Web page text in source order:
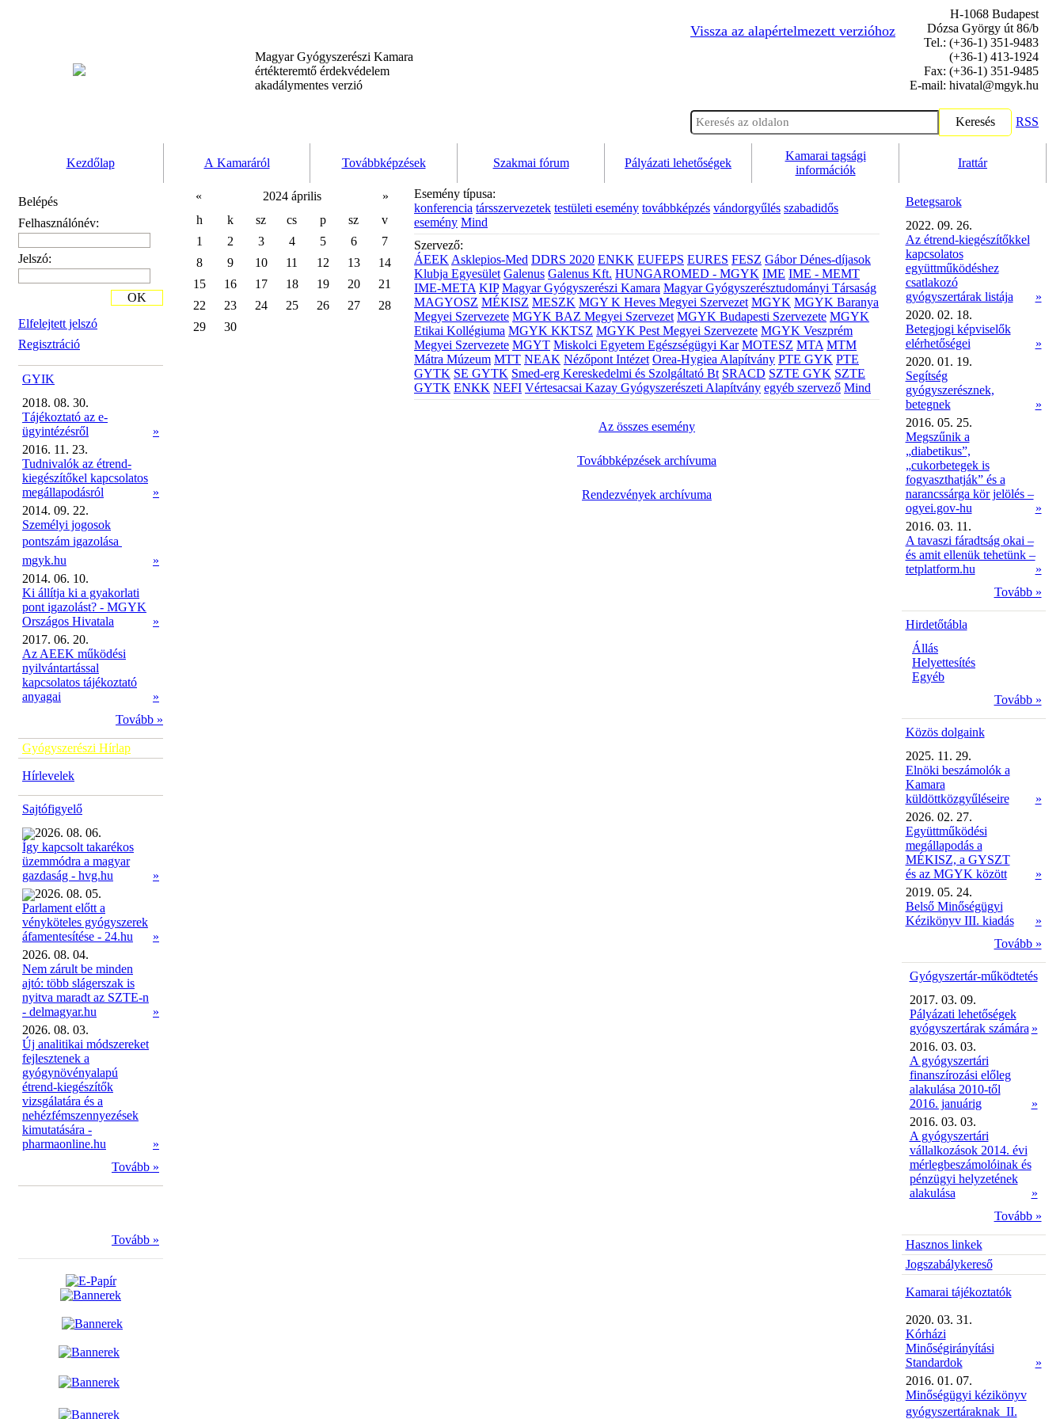
Magyar Gyógyszerészi Kamara
értékteremtő érdekvédelem
akadálymentes verzió
Vissza az alapértelmezett verzióhoz
H-1068 Budapest
Dózsa György út 86/b
Tel.: (+36-1) 351-9483
(+36-1) 413-1924
Fax: (+36-1) 351-9485
E-mail: hivatal@mgyk.hu
Keresés RSS
Kezdőlap A Kamaráról Továbbképzések Szakmai fórum Pályázati lehetőségek
Kamarai tagsági
információk
Irattár
Belépés
Felhasználónév:
Jelszó:
Elfelejtett jelszó
Regisztráció
OK
GYIK
2018. 08. 30.
Tájékoztató az e-
ügyintézésről
»
2016. 11. 23.
Tudnivalók az étrend-
kiegészítőkel kapcsolatos
megállapodásról
»
2014. 09. 22.
Személyi jogosok
pontszám igazolása 
mgyk.hu
»
2014. 06. 10.
Ki állítja ki a gyakorlati
pont igazolást? - MGYK
Országos Hivatala
»
2017. 06. 20.
Az AEEK működési
nyilvántartással
kapcsolatos tájékoztató
anyagai
»
Tovább »
Gyógyszerészi Hírlap
Hírlevelek
Sajtófigyelő
2026. 08. 06.
Így kapcsolt takarékos
üzemmódra a magyar
gazdaság - hvg.hu
»
2026. 08. 05.
Parlament előtt a
vényköteles gyógyszerek
áfamentesítése - 24.hu
»
2026. 08. 04.
Nem zárult be minden
ajtó: több slágerszak is
nyitva maradt az SZTE-n
- delmagyar.hu
»
2026. 08. 03.
Új analitikai módszereket
fejlesztenek a
gyógynövényalapú
étrend-kiegészítők
vizsgálatára és a
nehézfémszennyezések
kimutatására -
pharmaonline.hu
»
Tovább »
Tovább »
« 2024 április
»
h
k sz cs p sz
v
1
2 3 4 5 6
7
8
9 10 11 12 13
14
15
16 17 18 19 20
21
22
23 24 25 26 27
28
29
30
Esemény típusa:
konferencia társszervezetek testületi esemény továbbképzés vándorgyűlés szabadidős
esemény Mind
Szervező:
ÁEEK Asklepios-Med DDRS 2020 ENKK EUFEPS EURES FESZ Gábor Dénes-díjasok
Klubja Egyesület Galenus Galenus Kft. HUNGAROMED - MGYK IME IME - MEMT
IME-META KIP Magyar Gyógyszerészi Kamara Magyar Gyógyszerésztudományi Társaság
MAGYOSZ MÉKISZ MESZK MGY K Heves Megyei Szervezet MGYK MGYK Baranya
Megyei Szervezete MGYK BAZ Megyei Szervezet MGYK Budapesti Szervezete MGYK
Etikai Kollégiuma MGYK KKTSZ MGYK Pest Megyei Szervezete MGYK Veszprém
Megyei Szervezete MGYT Miskolci Egyetem Egészségügyi Kar MOTESZ MTA MTM
Mátra Múzeum MTT NEAK Nézőpont Intézet Orea-Hygiea Alapítvány PTE GYK PTE
GYTK SE GYTK Smed-erg Kereskedelmi és Szolgáltató Bt SRACD SZTE GYK SZTE
GYTK ENKK NEFI Vértesacsai Kazay Gyógyszerészeti Alapítvány egyéb szervező Mind
Az összes esemény
Továbbképzések archívuma
Rendezvények archívuma
Betegsarok
2022. 09. 26.
Az étrend-kiegészítőkkel
kapcsolatos
együttműködéshez
csatlakozó
gyógyszertárak listája
»
2020. 02. 18.
Betegjogi képviselők
elérhetőségei
»
2020. 01. 19.
Segítség
gyógyszerésznek,
betegnek
»
2016. 05. 25.
Megszűnik a
„diabetikus”,
„cukorbetegek is
fogyaszthatják” és a
narancssárga kör jelölés –
ogyei.gov-hu
»
2016. 03. 11.
A tavaszi fáradtság okai –
és amit ellenük tehetünk –
tetplatform.hu
»
Tovább »
Hirdetőtábla
Állás
Helyettesítés
Egyéb
Tovább »
Közös dolgaink
2025. 11. 29.
Elnöki beszámolók a
Kamara
küldöttközgyűléseire
»
2026. 02. 27.
Együttműködési
megállapodás a
MÉKISZ, a GYSZT
és az MGYK között
»
2019. 05. 24.
Belső Minőségügyi
Kézikönyv III. kiadás
»
Tovább »
Gyógyszertár-működtetés
2017. 03. 09.
Pályázati lehetőségek
gyógyszertárak számára »
2016. 03. 03.
A gyógyszertári
finanszírozási előleg
alakulása 2010-től
2016. januárig
»
2016. 03. 03.
A gyógyszertári
vállalkozások 2014. évi
mérlegbeszámolóinak és
pénzügyi helyzetének
alakulása
»
Tovább »
Hasznos linkek
Jogszabálykereső
Kamarai tájékoztatók
2020. 03. 31.
Kórházi
Minőségirányítási
Standardok
»
2016. 01. 07.
Minőségügyi kézikönyv
gyógyszertáraknak  II.